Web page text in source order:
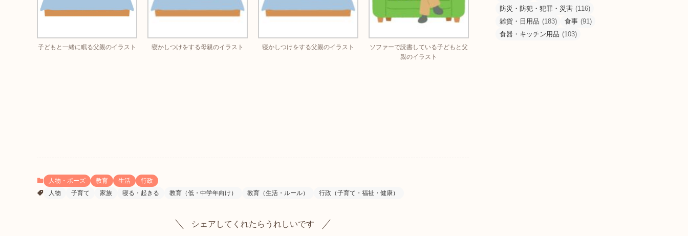
子どもと一緒に眠る父親のイラスト 寝かしつけをする母親のイラスト 寝かしつけをする父親のイラスト
ソファーで読書している子どもと父
親のイラスト
人物・ポーズ 教育 生活
行政
人物
子育て 家族 寝る・起きる 教育（低・中学年向け） 教育（生活・ルール） 行政（子育て・福祉・健康）
シェアしてくれたらうれしいです
防災・防犯・犯罪・災害 (116)
雑貨・日用品 (183) 食事 (91)
食器・キッチン用品 (103)